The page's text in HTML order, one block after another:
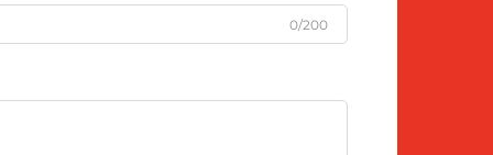
0/200